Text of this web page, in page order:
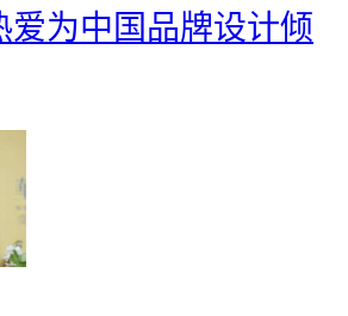
爱为中国品牌设计倾